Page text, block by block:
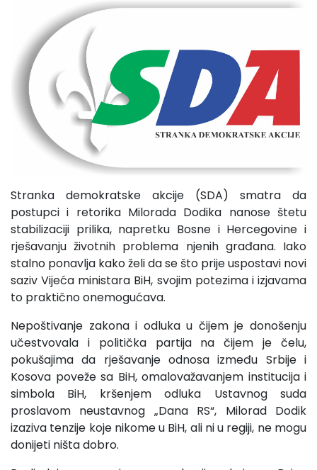
Stranka demokratske akcije (SDA) smatra da
postupci i retorika Milorada Dodika nanose štetu
stabilizaciji prilika, napretku Bosne i Hercegovine i
rješavanju životnih problema njenih građana. Iako
stalno ponavlja kako želi da se što prije uspostavi novi
saziv Vijeća ministara BiH, svojim potezima i izjavama
to praktično onemogućava.
Nepoštivanje zakona i odluka u čijem je donošenju
učestvovala i politička partija na čijem je čelu,
pokušajima da rješavanje odnosa između Srbije i
Kosova poveže sa BiH, omalovažavanjem institucija i
simbola BiH, kršenjem odluka Ustavnog suda
proslavom neustavnog „Dana RS“, Milorad Dodik
izaziva tenzije koje nikome u BiH, ali ni u regiji, ne mogu
donijeti ništa dobro.